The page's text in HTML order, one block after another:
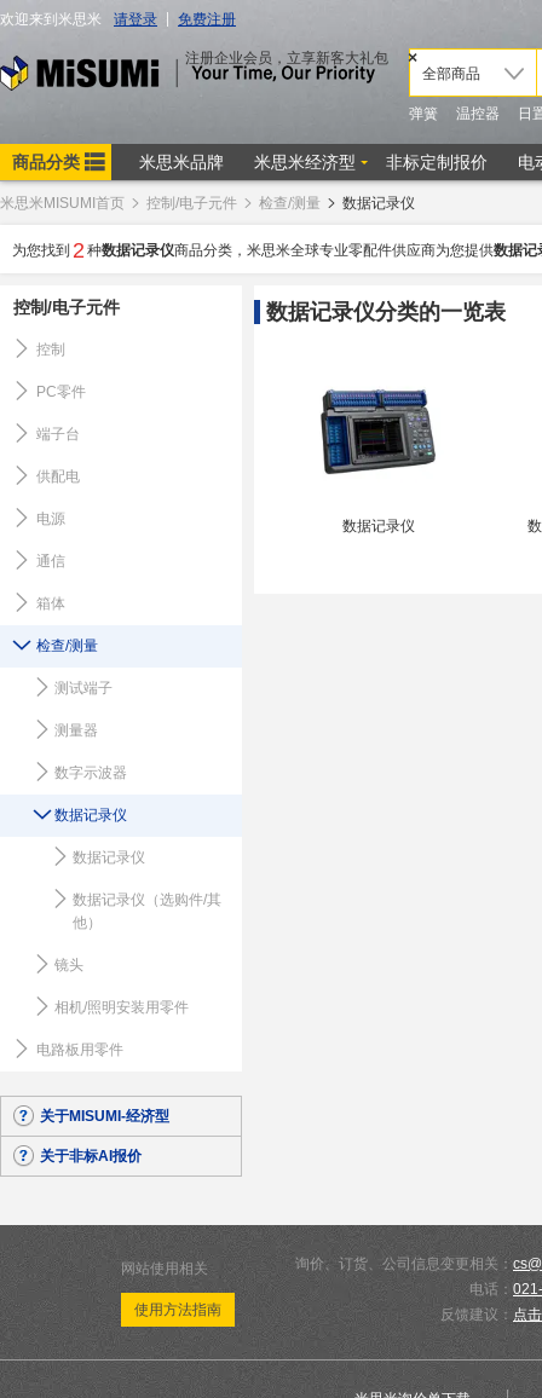
米思米MISUMI首页 控制/电子元件 检查/测量 数据记录仪
为您找到 2种数据记录仪商品分类，米思米全球专业零配件供应商为您提供数据记
控制/电子元件
控制
PC零件
端子台
供配电
电源
通信
箱体
检查/测量
测试端子
测量器
数字示波器
数据记录仪
数据记录仪
数据记录仪（选购件/其
他）
镜头
相机/照明安装用零件
电路板用零件
关于MISUMI-经济型
关于非标AI报价
数据记录仪分类的一览表
数据记录仪